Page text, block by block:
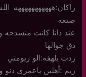
راكان:هههههههههههه
صنعه
عند دانا كانت منسدحه
دق جوالها
ردت بلهفه:الو ريومتي
ريم :أهلين ياعمري دنو